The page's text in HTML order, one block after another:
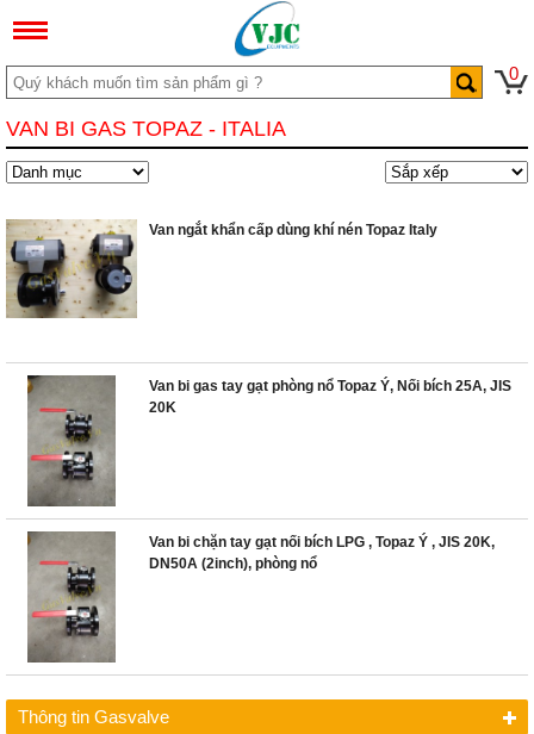
0
VAN BI GAS TOPAZ - ITALIA
Van ngắt khẩn cấp dùng khí nén Topaz Italy
Van bi gas tay gạt phòng nổ Topaz Ý, Nối bích 25A, JIS
20K
Van bi chặn tay gạt nối bích LPG , Topaz Ý , JIS 20K,
DN50A (2inch), phòng nổ
Thông tin Gasvalve